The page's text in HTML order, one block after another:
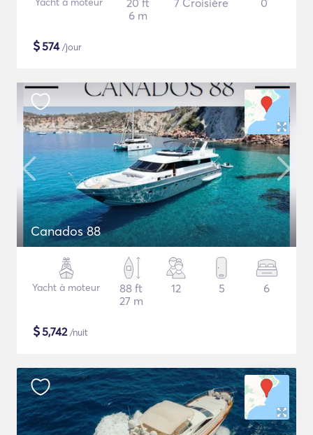
20 ft
6 m
7 Croisière 0
$574/jour
Canados 88
Yacht à moteur
88 ft
27 m
12 5 6
$5,742/nuit